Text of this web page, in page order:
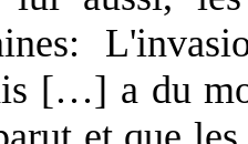
[…] a du